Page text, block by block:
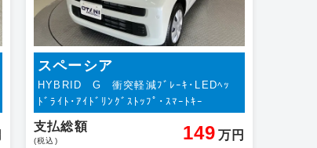
スペーシア
HYBRID G 衝突軽減ﾌﾞﾚｰｷ･LEDﾍｯ
ﾄﾞﾗｲﾄ･ｱｲﾄﾞﾘﾝｸﾞｽﾄｯﾌﾟ･ｽﾏｰﾄｷｰ
支払総額
(税込) 149 万円